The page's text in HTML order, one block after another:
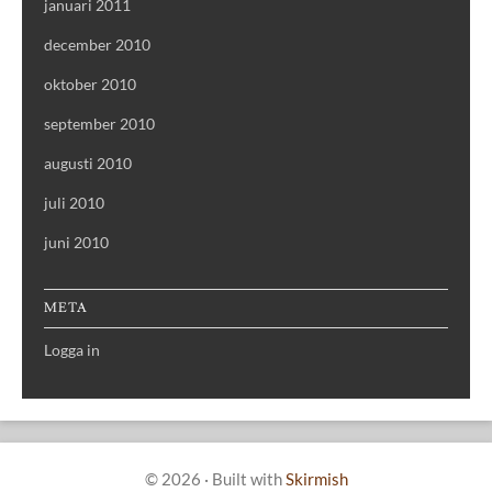
januari 2011
december 2010
oktober 2010
september 2010
augusti 2010
juli 2010
juni 2010
META
Logga in
© 2026 · Built withSkirmish